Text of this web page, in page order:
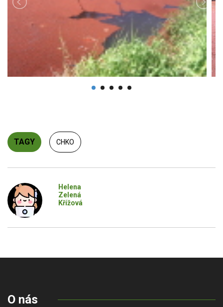
TAGY CHKO
Helena
Zelená
Křížová
O nás